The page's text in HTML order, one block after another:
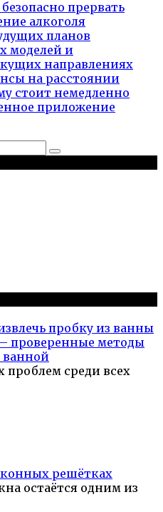
прервать
алкоголя
планов
моделей и
направлениях
на расстоянии
стоит немедленно
приложение
пробку из ванны
проверенные методы
ванной
проблем среди всех
решётках
остаётся одним из